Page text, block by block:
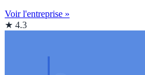
Voir l'entreprise »
★ 4.3